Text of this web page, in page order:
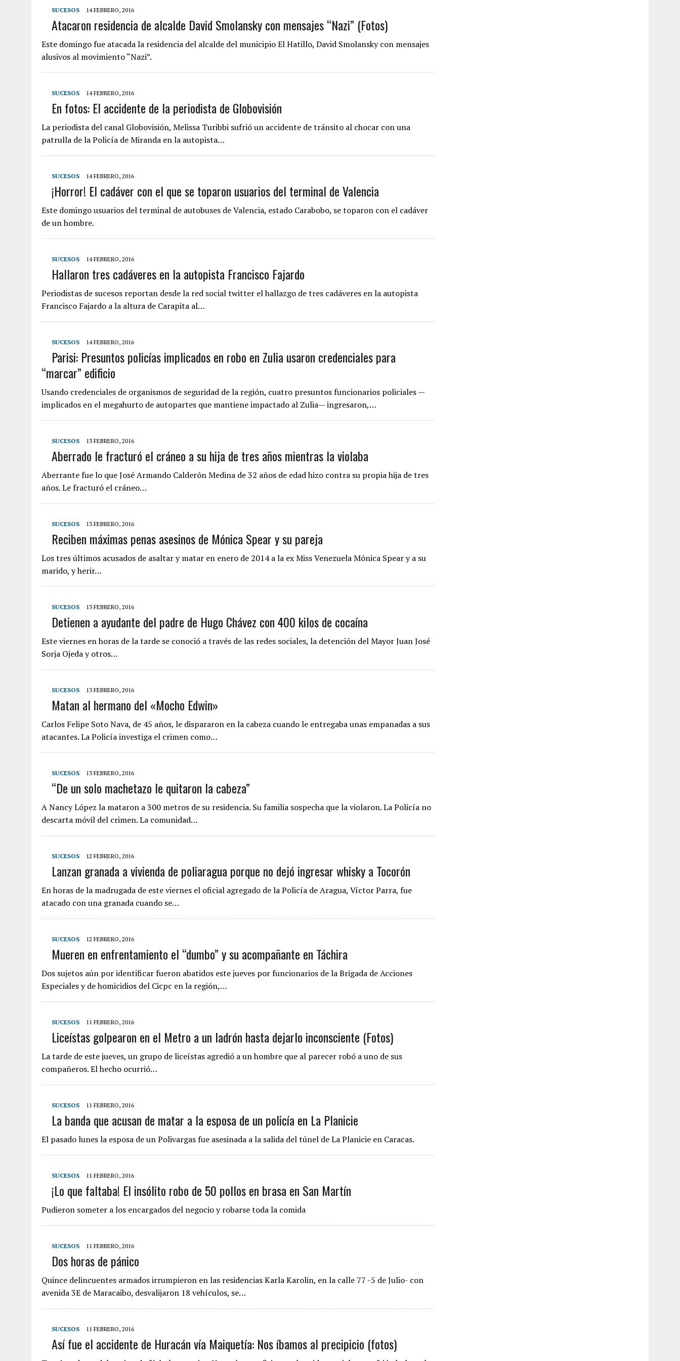
SUCESOS 14 FEBRERO, 2016
Atacaron residencia de alcalde David Smolansky con mensajes “Nazi” (Fotos)
Este domingo fue atacada la residencia del alcalde del municipio El Hatillo, David Smolansky con mensajes
alusivos al movimiento “Nazi”.
SUCESOS 14 FEBRERO, 2016
En fotos: El accidente de la periodista de Globovisión
La periodista del canal Globovisión, Melissa Turibbi sufrió un accidente de tránsito al chocar con una
patrulla de la Policía de Miranda en la autopista…
SUCESOS 14 FEBRERO, 2016
¡Horror! El cadáver con el que se toparon usuarios del terminal de Valencia
Este domingo usuarios del terminal de autobuses de Valencia, estado Carabobo, se toparon con el cadáver
de un hombre.
SUCESOS 14 FEBRERO, 2016
Hallaron tres cadáveres en la autopista Francisco Fajardo
Periodistas de sucesos reportan desde la red social twitter el hallazgo de tres cadáveres en la autopista
Francisco Fajardo a la altura de Carapita al…
SUCESOS 14 FEBRERO, 2016
Parisi: Presuntos policías implicados en robo en Zulia usaron credenciales para
“marcar” edificio
Usando credenciales de organismos de seguridad de la región, cuatro presuntos funcionarios policiales —
implicados en el megahurto de autopartes que mantiene impactado al Zulia— ingresaron,…
SUCESOS 13 FEBRERO, 2016
Aberrado le fracturó el cráneo a su hija de tres años mientras la violaba
Aberrante fue lo que José Armando Calderón Medina de 32 años de edad hizo contra su propia hija de tres
años. Le fracturó el cráneo…
SUCESOS 13 FEBRERO, 2016
Reciben máximas penas asesinos de Mónica Spear y su pareja
Los tres últimos acusados de asaltar y matar en enero de 2014 a la ex Miss Venezuela Mónica Spear y a su
marido, y herir…
SUCESOS 13 FEBRERO, 2016
Detienen a ayudante del padre de Hugo Chávez con 400 kilos de cocaína
Este viernes en horas de la tarde se conoció a través de las redes sociales, la detención del Mayor Juan José
Sorja Ojeda y otros…
SUCESOS 13 FEBRERO, 2016
Matan al hermano del «Mocho Edwin»
Carlos Felipe Soto Nava, de 45 años, le dispararon en la cabeza cuando le entregaba unas empanadas a sus
atacantes. La Policía investiga el crimen como…
SUCESOS 13 FEBRERO, 2016
“De un solo machetazo le quitaron la cabeza”
A Nancy López la mataron a 300 metros de su residencia. Su familia sospecha que la violaron. La Policía no
descarta móvil del crimen. La comunidad…
SUCESOS 12 FEBRERO, 2016
Lanzan granada a vivienda de poliaragua porque no dejó ingresar whisky a Tocorón
En horas de la madrugada de este viernes el oficial agregado de la Policía de Aragua, Víctor Parra, fue
atacado con una granada cuando se…
SUCESOS 12 FEBRERO, 2016
Mueren en enfrentamiento el “dumbo” y su acompañante en Táchira
Dos sujetos aún por identificar fueron abatidos este jueves por funcionarios de la Brigada de Acciones
Especiales y de homicidios del Cicpc en la región,…
SUCESOS 11 FEBRERO, 2016
Liceístas golpearon en el Metro a un ladrón hasta dejarlo inconsciente (Fotos)
La tarde de este jueves, un grupo de liceístas agredió a un hombre que al parecer robó a uno de sus
compañeros. El hecho ocurrió…
SUCESOS 11 FEBRERO, 2016
La banda que acusan de matar a la esposa de un policía en La Planicie
El pasado lunes la esposa de un Polivargas fue asesinada a la salida del túnel de La Planicie en Caracas.
SUCESOS 11 FEBRERO, 2016
¡Lo que faltaba! El insólito robo de 50 pollos en brasa en San Martín
Pudieron someter a los encargados del negocio y robarse toda la comida
SUCESOS 11 FEBRERO, 2016
Dos horas de pánico
Quince delincuentes armados irrumpieron en las residencias Karla Karolin, en la calle 77 -5 de Julio- con
avenida 3E de Maracaibo, desvalijaron 18 vehículos, se…
SUCESOS 11 FEBRERO, 2016
Así fue el accidente de Huracán vía Maiquetía: Nos íbamos al precipicio (fotos)